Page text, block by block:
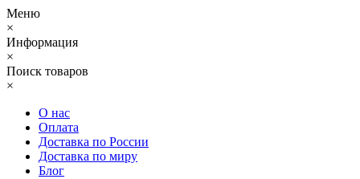
Меню
×
Информация
×
Поиск товаров
×
О нас
Оплата
Доставка по России
Доставка по миру
Блог